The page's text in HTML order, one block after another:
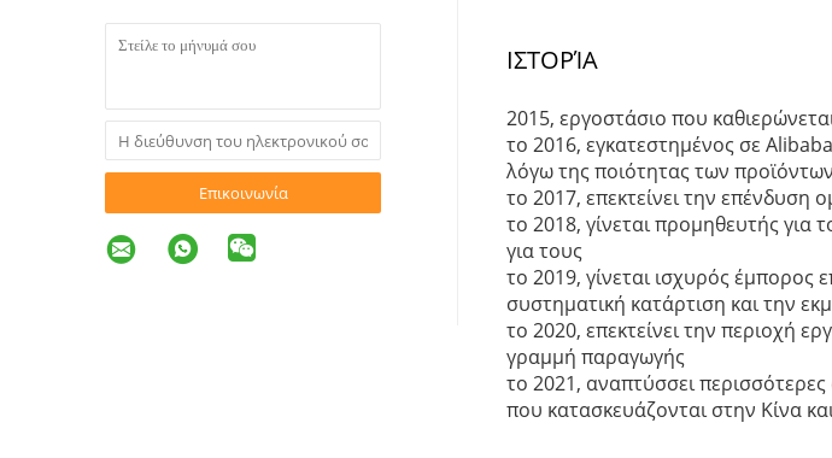
Επικοινωνία
ΙΣΤΟΡΊΑ
2015, εργοστάσιο που
το 2016, εγκατεστημένος σε
λόγω της ποιότητας των
το 2017, επεκτείνει την
το 2018, γίνεται προμηθευτής για
για τους
το 2019, γίνεται ισχυρός έμπορος
συστηματική κατάρτιση και την
το 2020, επεκτείνει την περιοχή
γραμμή παραγωγής
το 2021, αναπτύσσει
που κατασκευάζονται στην Κίνα